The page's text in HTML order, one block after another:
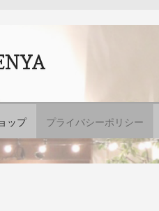
ップ プライバシーポリシー